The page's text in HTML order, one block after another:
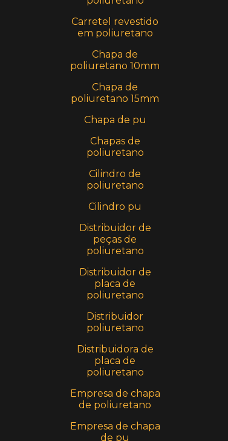
Carretel revestido
em poliuretano
Chapa de
poliuretano 10mm
Chapa de
poliuretano 15mm
Chapa de pu
Chapas de
poliuretano
Cilindro de
poliuretano
Cilindro pu
Distribuidor de
peças de
poliuretano
Distribuidor de
placa de
poliuretano
Distribuidor
poliuretano
Distribuidora de
placa de
poliuretano
Empresa de chapa
de poliuretano
Empresa de chapa
de pu